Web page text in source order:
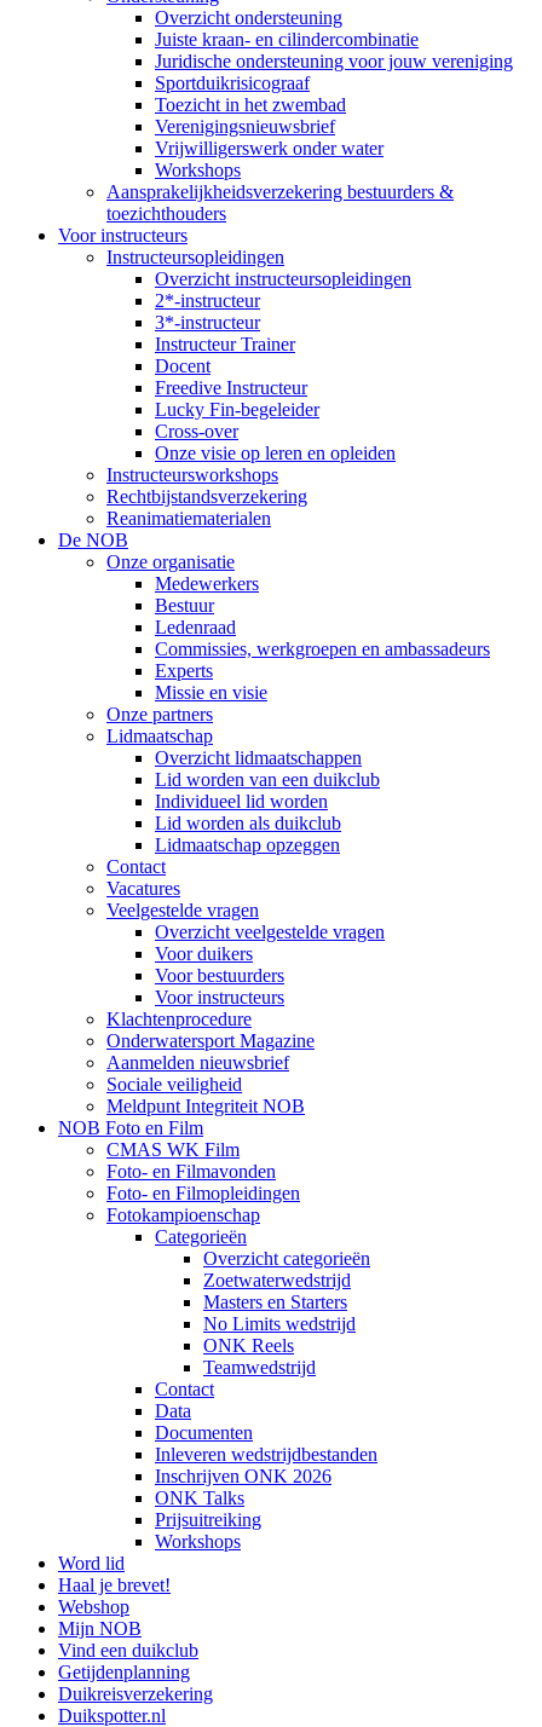
Overzicht ondersteuning
Juiste kraan- en cilindercombinatie
Juridische ondersteuning voor jouw vereniging
Sportduikrisicograaf
Toezicht in het zwembad
Verenigingsnieuwsbrief
Vrijwilligerswerk onder water
Workshops
Aansprakelijkheidsverzekering bestuurders &
toezichthouders
Voor instructeurs
Instructeursopleidingen
Overzicht instructeursopleidingen
2*-instructeur
3*-instructeur
Instructeur Trainer
Docent
Freedive Instructeur
Lucky Fin-begeleider
Cross-over
Onze visie op leren en opleiden
Instructeursworkshops
Rechtbijstandsverzekering
Reanimatiematerialen
De NOB
Onze organisatie
Medewerkers
Bestuur
Ledenraad
Commissies, werkgroepen en ambassadeurs
Experts
Missie en visie
Onze partners
Lidmaatschap
Overzicht lidmaatschappen
Lid worden van een duikclub
Individueel lid worden
Lid worden als duikclub
Lidmaatschap opzeggen
Contact
Vacatures
Veelgestelde vragen
Overzicht veelgestelde vragen
Voor duikers
Voor bestuurders
Voor instructeurs
Klachtenprocedure
Onderwatersport Magazine
Aanmelden nieuwsbrief
Sociale veiligheid
Meldpunt Integriteit NOB
NOB Foto en Film
CMAS WK Film
Foto- en Filmavonden
Foto- en Filmopleidingen
Fotokampioenschap
Categorieën
Overzicht categorieën
Zoetwaterwedstrijd
Masters en Starters
No Limits wedstrijd
ONK Reels
Teamwedstrijd
Contact
Data
Documenten
Inleveren wedstrijdbestanden
Inschrijven ONK 2026
ONK Talks
Prijsuitreiking
Workshops
Word lid
Haal je brevet!
Webshop
Mijn NOB
Vind een duikclub
Getijdenplanning
Duikreisverzekering
Duikspotter.nl